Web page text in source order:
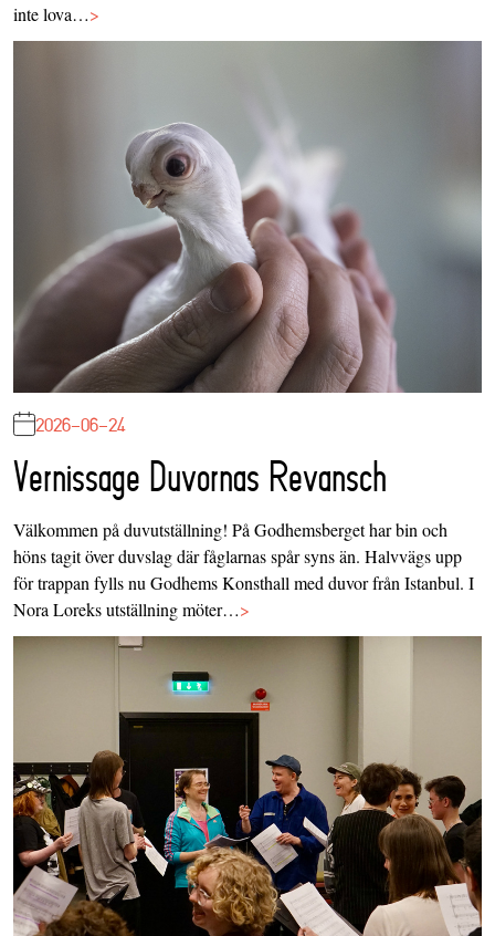
inte lova…>
2026-06-24
Vernissage Duvornas Revansch
Välkommen på duvutställning! På Godhemsberget har bin och
höns tagit över duvslag där fåglarnas spår syns än. Halvvägs upp
för trappan fylls nu Godhems Konsthall med duvor från Istanbul. I
Nora Loreks utställning möter…>